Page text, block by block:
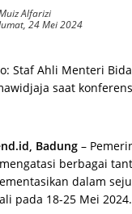
Alfarizi
24 Mei 2024
Staf Ahli Menteri
saat
Badung –
berbagai
dalam
pada 18-25 Mei 2024.